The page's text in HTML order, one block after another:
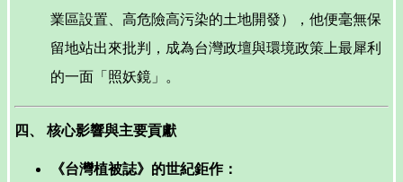
業區設置、高危險高污染的土地開發），他便毫無保
留地站出來批判，成為台灣政壇與環境政策上最犀利
的一面「照妖鏡」。
四、 核心影響與主要貢獻
《台灣植被誌》的世紀鉅作：